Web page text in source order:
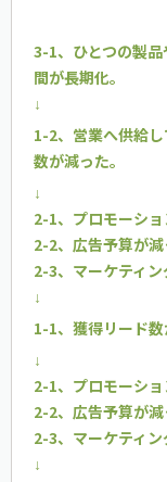
3-1、ひとつの製
間が長期化。
↓
1-2、営業へ供給
数が減った。
↓
2-1、プロモーショ
2-2、広告予算が減
2-3、マーケティン
↓
1-1、獲得リード数
↓
2-1、プロモーショ
2-2、広告予算が減
2-3、マーケティン
↓